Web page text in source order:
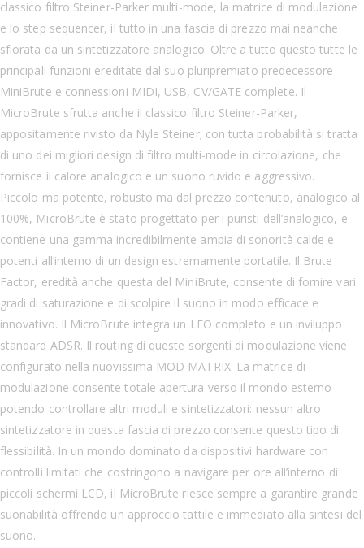
classico filtro Steiner-Parker multi-mode, la matrice di modulazione
e lo step sequencer, il tutto in una fascia di prezzo mai neanche
sfiorata da un sintetizzatore analogico. Oltre a tutto questo tutte le
principali funzioni ereditate dal suo pluripremiato predecessore
MiniBrute e connessioni MIDI, USB, CV/GATE complete. Il
MicroBrute sfrutta anche il classico filtro Steiner-Parker,
appositamente rivisto da Nyle Steiner; con tutta probabilità si tratta
di uno dei migliori design di filtro multi-mode in circolazione, che
fornisce il calore analogico e un suono ruvido e aggressivo.
Piccolo ma potente, robusto ma dal prezzo contenuto, analogico al
100%, MicroBrute è stato progettato per i puristi dell’analogico, e
contiene una gamma incredibilmente ampia di sonorità calde e
potenti all’interno di un design estremamente portatile. Il Brute
Factor, eredità anche questa del MiniBrute, consente di fornire vari
gradi di saturazione e di scolpire il suono in modo efficace e
innovativo. Il MicroBrute integra un LFO completo e un inviluppo
standard ADSR. Il routing di queste sorgenti di modulazione viene
configurato nella nuovissima MOD MATRIX. La matrice di
modulazione consente totale apertura verso il mondo esterno
potendo controllare altri moduli e sintetizzatori: nessun altro
sintetizzatore in questa fascia di prezzo consente questo tipo di
flessibilità. In un mondo dominato da dispositivi hardware con
controlli limitati che costringono a navigare per ore all’interno di
piccoli schermi LCD, il MicroBrute riesce sempre a garantire grande
suonabilità offrendo un approccio tattile e immediato alla sintesi del
suono.